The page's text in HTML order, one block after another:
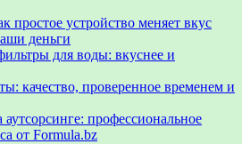
простое устройство меняет вкус
деньги
для воды: вкуснее и
качество, проверенное временем и
профессиональное
от Formula.bz